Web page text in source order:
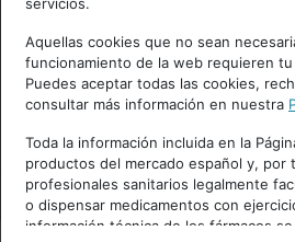
Accede o regístrate con tu email.
Aquellas cookies que no sean
funcionamiento de la web requieren
Puedes aceptar todas las cookies,
consultar más información en nuestra
Toda la información incluida en la
productos del mercado español y, por
profesionales sanitarios legalmente
o dispensar medicamentos con
información técnica de los fármacos